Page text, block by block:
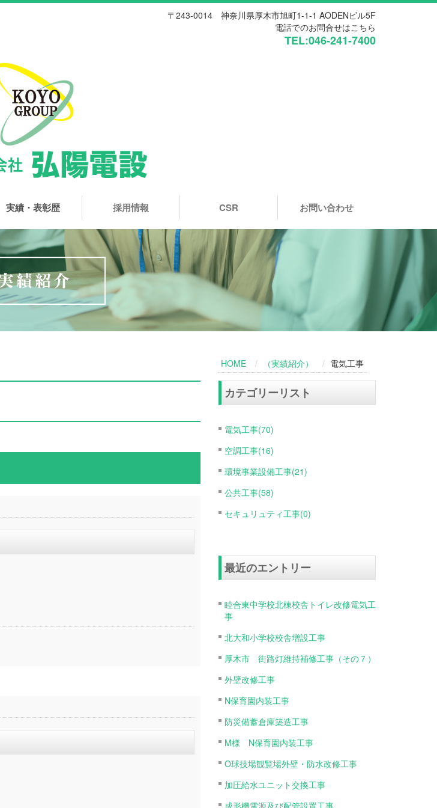
〒243-0014 神奈川県厚木市旭町1-1-1 AODENビル5F
電話でのお問合せはこちら
TEL:046-241-7400
実績・表彰歴 採用情報 CSR お問い合わせ
HOME （実績紹介） 電気工事
カテゴリーリスト
電気工事(70)
空調工事(16)
環境事業設備工事(21)
公共工事(58)
セキュリュティ工事(0)
最近のエントリー
睦合東中学校北棟校舎トイレ改修電気工
事
北大和小学校校舎増設工事
厚木市 街路灯維持補修工事（その７）
外壁改修工事
N保育園内装工事
防災備蓄倉庫築造工事
M様 N保育園内装工事
O球技場観覧場外壁・防水改修工事
加圧給水ユニット交換工事
成形機電源及び配管設置工事